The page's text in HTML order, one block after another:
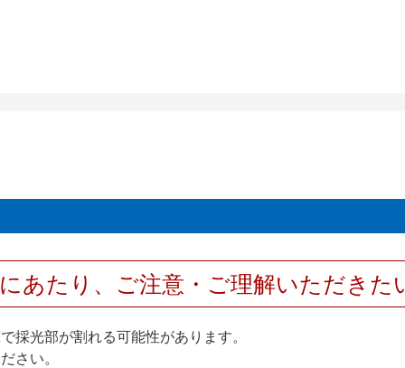
あたり、ご注意・ご理解いただきた
光部が割れる可能性があります。
さい。